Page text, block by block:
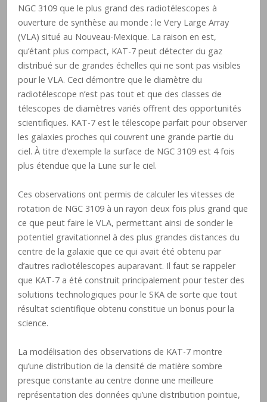
NGC 3109 que le plus grand des radiotélescopes à
ouverture de synthèse au monde : le Very Large Array
(VLA) situé au Nouveau-Mexique. La raison en est,
qu’étant plus compact, KAT-7 peut détecter du gaz
distribué sur de grandes échelles qui ne sont pas visibles
pour le VLA. Ceci démontre que le diamètre du
radiotélescope n’est pas tout et que des classes de
télescopes de diamètres variés offrent des opportunités
scientifiques. KAT-7 est le télescope parfait pour observer
les galaxies proches qui couvrent une grande partie du
ciel. À titre d’exemple la surface de NGC 3109 est 4 fois
plus étendue que la Lune sur le ciel.
Ces observations ont permis de calculer les vitesses de
rotation de NGC 3109 à un rayon deux fois plus grand que
ce que peut faire le VLA, permettant ainsi de sonder le
potentiel gravitationnel à des plus grandes distances du
centre de la galaxie que ce qui avait été obtenu par
d’autres radiotélescopes auparavant. Il faut se rappeler
que KAT-7 a été construit principalement pour tester des
solutions technologiques pour le SKA de sorte que tout
résultat scientifique obtenu constitue un bonus pour la
science.
La modélisation des observations de KAT-7 montre
qu’une distribution de la densité de matière sombre
presque constante au centre donne une meilleure
représentation des données qu’une distribution pointue,